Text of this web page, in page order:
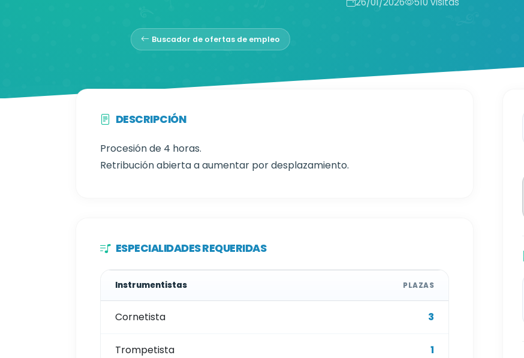
Buscador de ofertas de empleo
DESCRIPCIÓN
Procesión de 4 horas.
Retribución abierta a aumentar por desplazamiento.
ESPECIALIDADES REQUERIDAS
Instrumentistas PLAZAS
Cornetista 3
Trompetista 1